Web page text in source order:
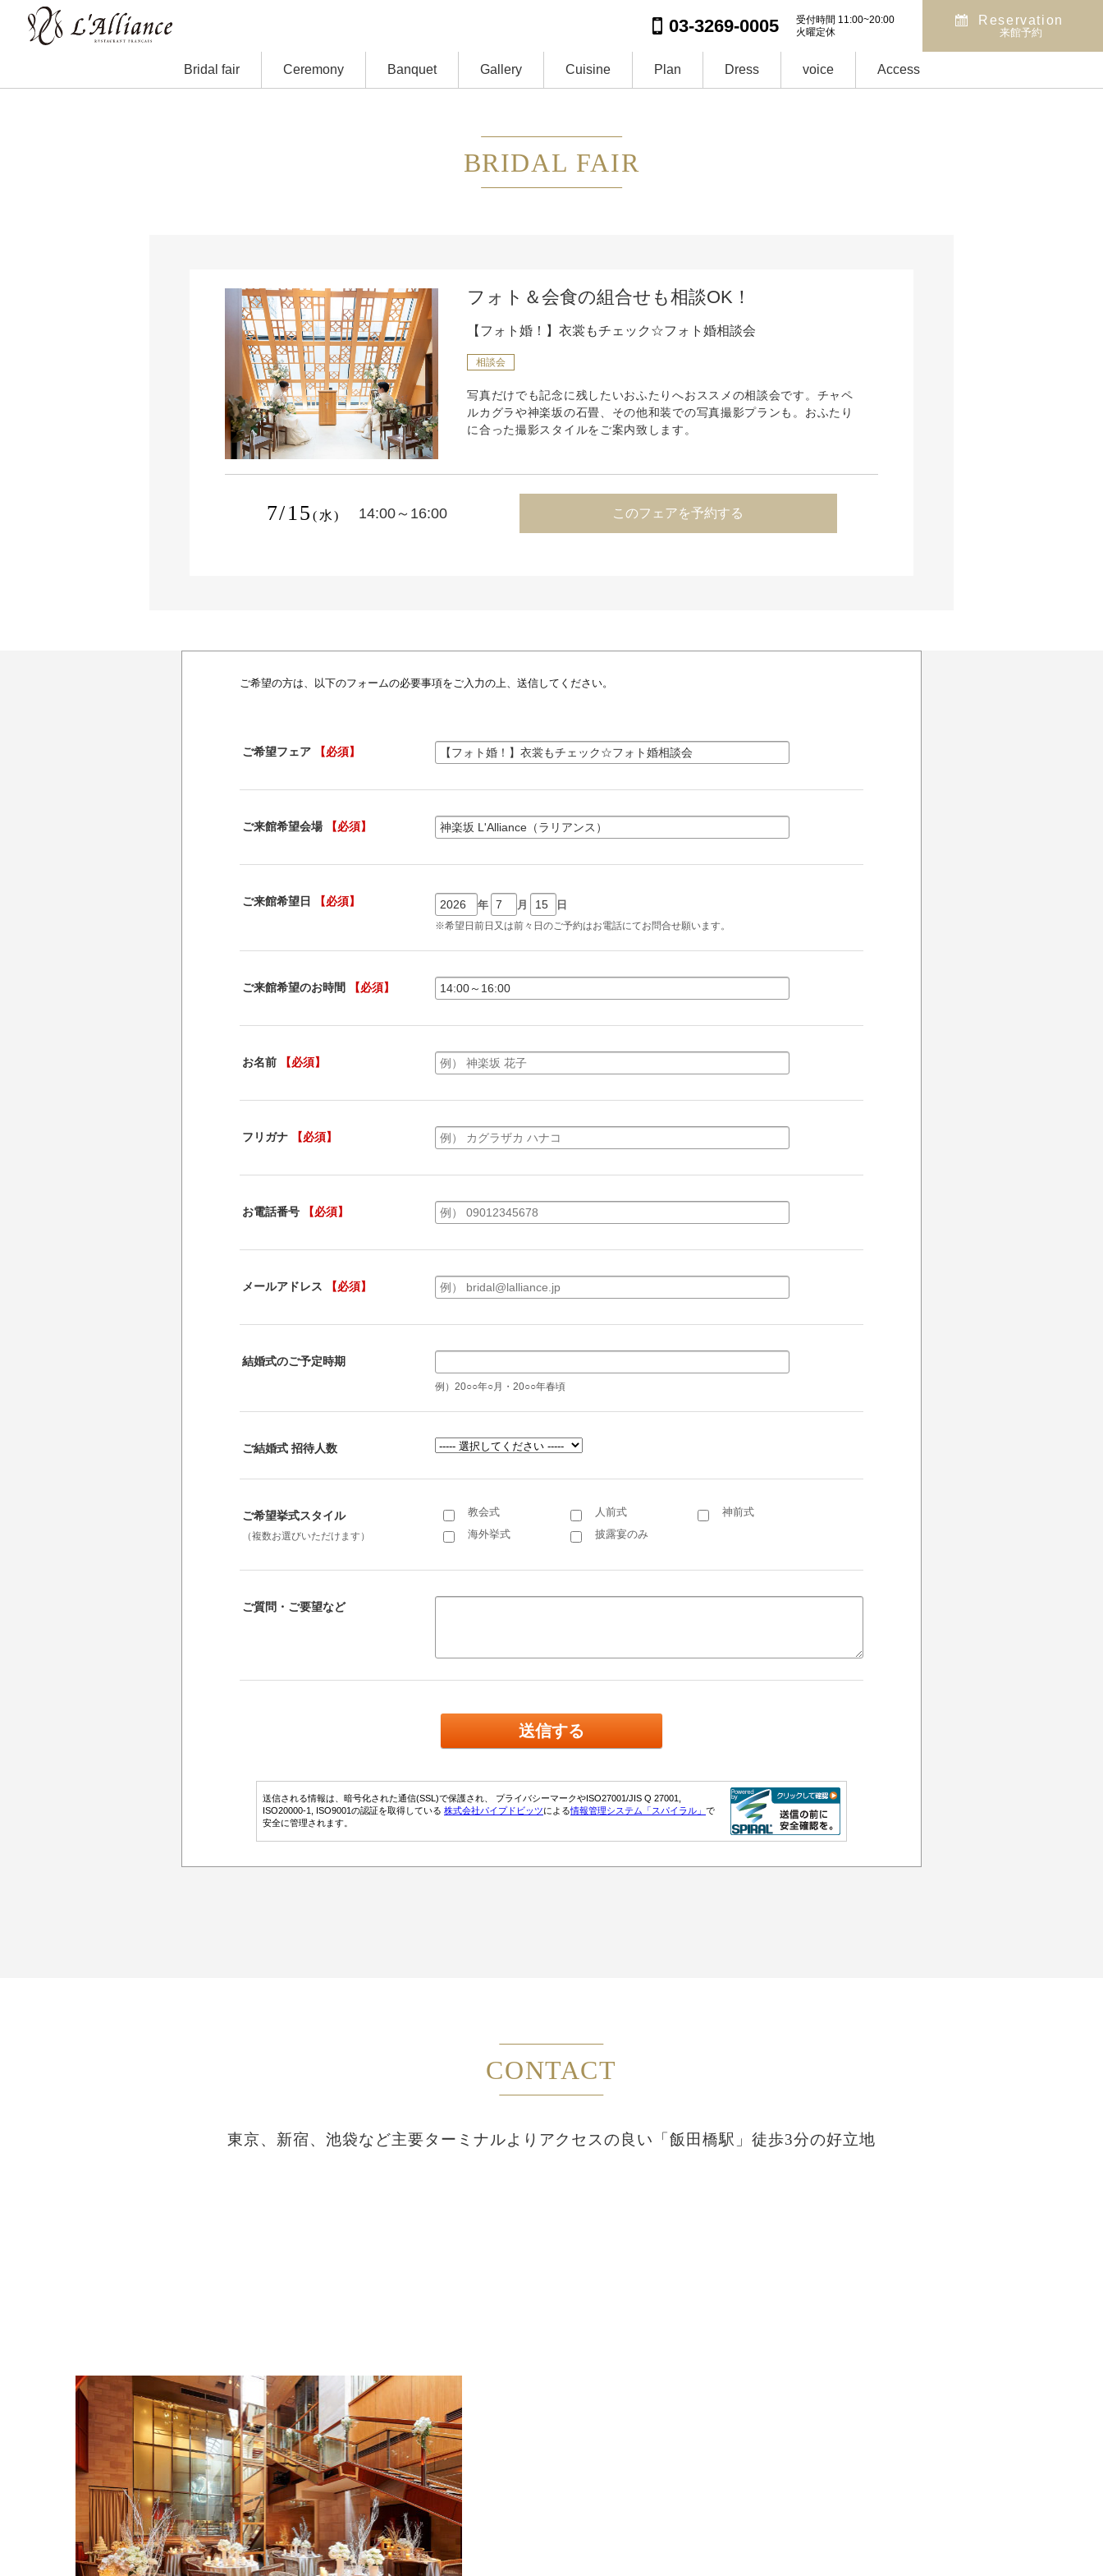
03-3269-0005
受付時間 11:00~20:00
火曜定休
Reservation
来館予約
Bridal fair Ceremony Banquet Gallery Cuisine Plan Dress voice Access
BRIDAL FAIR
フォト＆会食の組合せも相談OK！
【フォト婚！】衣裳もチェック☆フォト婚相談会
相談会
写真だけでも記念に残したいおふたりへおススメの相談会です。チャペ
ルカグラや神楽坂の石畳、その他和装での写真撮影プランも。おふたり
に合った撮影スタイルをご案内致します。
7/15 (水) 14:00～16:00 このフェアを予約する
CONTACT
東京、新宿、池袋など主要ターミナルより アクセスの良い「飯田橋駅」徒歩3分の好立地